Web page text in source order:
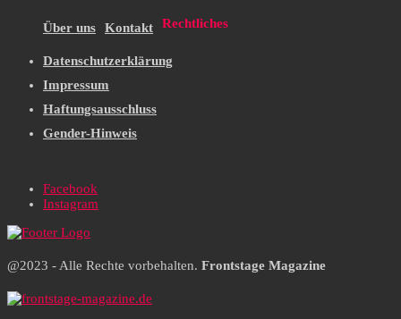
Über uns Kontakt Rechtliches
Datenschutzerklärung
Impressum
Haftungsausschluss
Gender-Hinweis
Facebook
Instagram
@2023 - Alle Rechte vorbehalten. Frontstage Magazine